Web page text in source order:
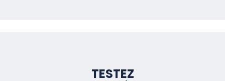
TESTEZ